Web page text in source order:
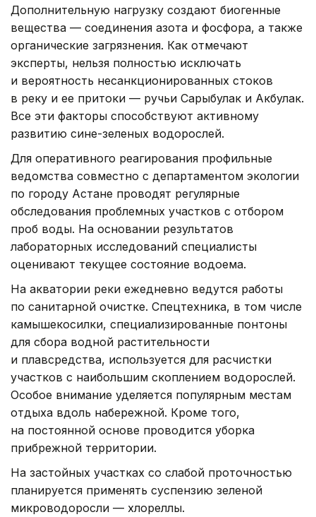
Дополнительную нагрузку создают биогенные
вещества — соединения азота и фосфора, а также
органические загрязнения. Как отмечают
эксперты, нельзя полностью исключать
и вероятность несанкционированных стоков
в реку и ее притоки — ручьи Сарыбулак и Акбулак.
Все эти факторы способствуют активному
развитию сине-зеленых водорослей.
Для оперативного реагирования профильные
ведомства совместно с департаментом экологии
по городу Астане проводят регулярные
обследования проблемных участков с отбором
проб воды. На основании результатов
лабораторных исследований специалисты
оценивают текущее состояние водоема.
На акватории реки ежедневно ведутся работы
по санитарной очистке. Спецтехника, в том числе
камышекосилки, специализированные понтоны
для сбора водной растительности
и плавсредства, используется для расчистки
участков с наибольшим скоплением водорослей.
Особое внимание уделяется популярным местам
отдыха вдоль набережной. Кроме того,
на постоянной основе проводится уборка
прибрежной территории.
На застойных участках со слабой проточностью
планируется применять суспензию зеленой
микроводоросли — хлореллы.